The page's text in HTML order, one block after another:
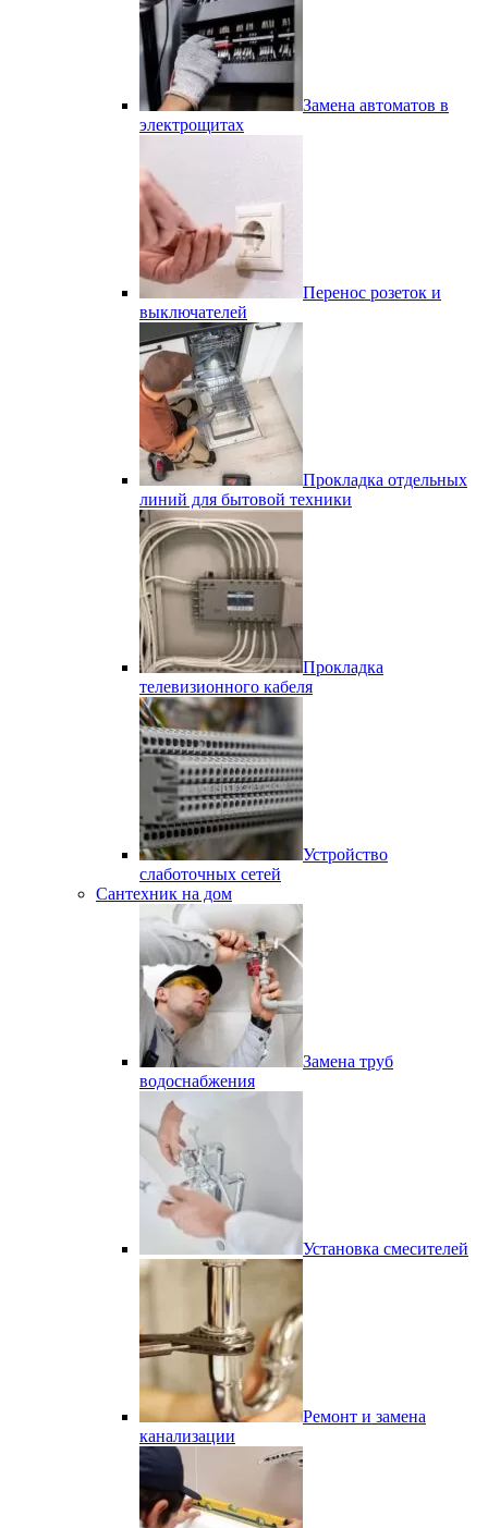
Замена автоматов в
электрощитах
Перенос розеток и
выключателей
Прокладка отдельных
линий для бытовой техники
Прокладка
телевизионного кабеля
Устройство
слаботочных сетей
Сантехник на дом
Замена труб
водоснабжения
Установка смесителей
Ремонт и замена
канализации